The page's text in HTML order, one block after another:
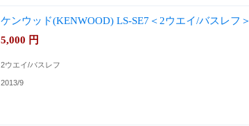
ケンウッド(KENWOOD) LS-SE7＜2ウエイ/バスレフ＞
5,000 円
2ウエイ/バスレフ
2013/9